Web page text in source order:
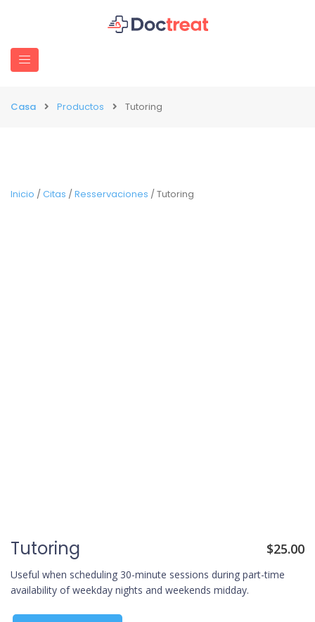
Casa Productos Tutoring
Inicio /Citas /Resservaciones / Tutoring
Tutoring $25.00
Useful when scheduling 30-minute sessions during part-time
availability of weekday nights and weekends midday.